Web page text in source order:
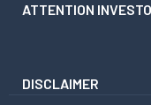
ATTENTION
DISCLAIMER